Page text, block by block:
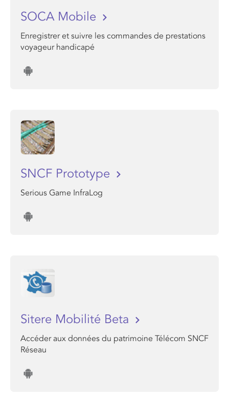
SOCA Mobile
Enregistrer et suivre les commandes de prestations
voyageur handicapé
SNCF Prototype
Serious Game InfraLog
Sitere Mobilité Beta
Accéder aux données du patrimoine Télécom SNCF
Réseau